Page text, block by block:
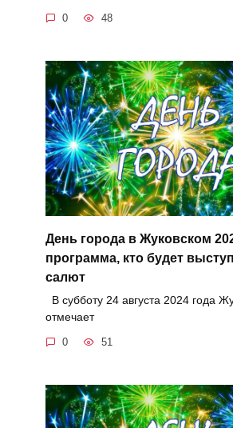
0 48
День города в Жуковском
программа, кто будет
салют
В субботу 24 августа 2024 года
отмечает
0 51